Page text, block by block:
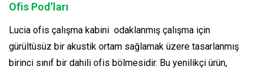
Ofis Pod’ları
Lucia ofis çalışma kabini odaklanmış çalışma için
gürültüsüz bir akustik ortam sağlamak üzere tasarlanmış
birinci sınıf bir dahili ofis bölmesidir. Bu yenilikçi ürün,